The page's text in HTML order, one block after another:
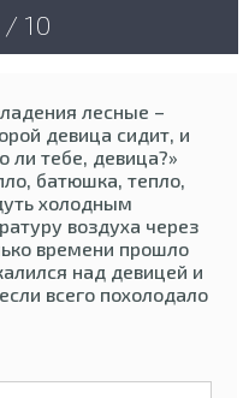
/ 10
лесные –
девица сидит, и
ли тебе, девица?»
батюшка, тепло,
холодным
воздуха через
времени прошло
над девицей и
всего похолодало